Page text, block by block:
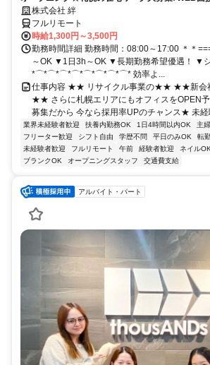
株式会社 絆
フルリモート
時給1,300円～3,500円
勤務時間詳細 勤務時間：08:00～17:00 ＊＊
～OK ▼1日3h～OK ▼長期勤務希望優遇！ ▼
*⌒*⌒*⌒*⌒*⌒*⌒*⌒*⌒* 効率よ...
仕事内容 ★★ リサイクル事業の★★ ★★新会
★★ さらに札幌エリアにもオフィスをOPEN
募集だから 今なら採用率UPのチャンス★ 未
業界未経験者歓迎 扶養内勤務OK 1日4時間以内OK
主
フリーター歓迎
シフト自由 学歴不問 平日のみOK 転
未経験者歓迎
フルリモート 午前 経験者歓迎 ネイル
ブランクOK
オープニングスタッフ 交通費支給
アルバイト・パート